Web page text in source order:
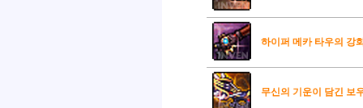
하이퍼 메카 타우의 강
무신의 기운이 담긴 보